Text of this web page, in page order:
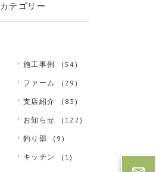
カテゴリー
施工事例 (54)
ファーム (29)
支店紹介 (83)
お知らせ (122)
釣り部 (9)
キッチン (1)